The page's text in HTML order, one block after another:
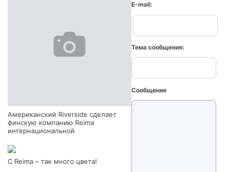
Американский Riverside сделает
финскую компанию Reima
интернациональной
С Reima – так много цвета!
E-mail:
Тема сообщения:
Сообщение